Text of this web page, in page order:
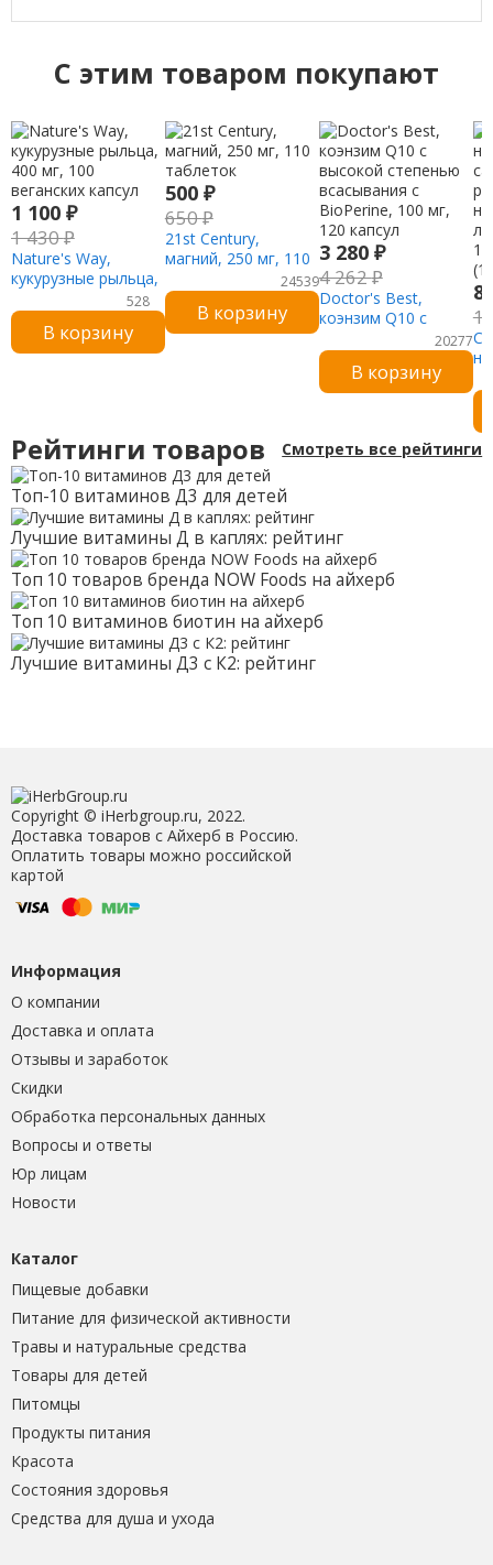
C этим товаром покупают
1 100 ₽
1 430₽
Nature's Way,
кукурузные рыльца,
веганских капсул
528
В корзину
500 ₽
650₽
21st Century,
магний, 250 мг, 110
24539
В корзину
3 280 ₽
4 262₽
Doctor's Best,
коэнзим Q10 с
высокой степенью
всасывания с
BioPerine, 100 мг,
120 капсул
20277
В корзину
8
Рейтинги товаров Смотреть все рейтинги
Топ-10 витаминов Д3 для детей
Лучшие витамины Д в каплях: рейтинг
Топ 10 товаров бренда NOW Foods на айхерб
Топ 10 витаминов биотин на айхерб
Лучшие витамины Д3 с К2: рейтинг
Copyright © iHerbgroup.ru, 2022.
Доставка товаров с Айхерб в Россию.
Оплатить товары можно российской
картой
Информация
О компании
Доставка и оплата
Отзывы и заработок
Скидки
Обработка персональных данных
Вопросы и ответы
Юр лицам
Новости
Каталог
Пищевые добавки
Питание для физической активности
Травы и натуральные средства
Товары для детей
Питомцы
Продукты питания
Красота
Состояния здоровья
Средства для душа и ухода